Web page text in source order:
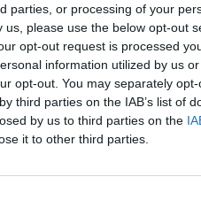
parties, or processing of your
please use the below opt-out
opt-out request is processed
information utilized by us
opt-out. You may separately
third parties on the IAB’s list of
by us to third parties on the
it to other third parties.